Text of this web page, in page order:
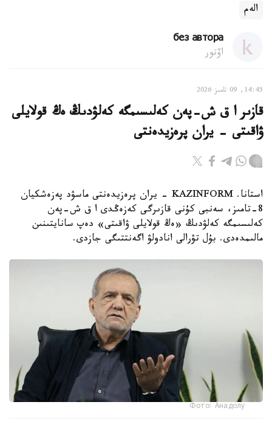
الەم
без автора
اۆتور
14:45, 09 تامىز 2026
قازىر ا ق ش-پەن كەلىسىمگە كەلۋدىڭ ەڭ قولايلى
ۋاقىتى - يران پرەزيدەنتى
استانا. KAZINFORM - يران پرەزيدەنتى ماسۋد پەزەشكيان
8-تامىز، سەنبى كۇنى قازىرگى كەزەڭدى ا ق ش-پەن
كەلىسىمگە كەلۋدىڭ «ەڭ قولايلى ۋاقىتى» دەپ سانايتىنىن
مالىمدەدى. بۇل تۋرالى انادولۋ اگەنتتىگى جازدى.
Фото: Анадолу